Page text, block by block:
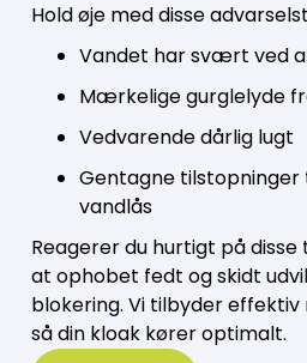
Hold øje med disse
Vandet har svært ved
Mærkelige gurglelyde
Vedvarende dårlig lugt
Gentagne tilstopninger
vandlås
Reagerer du hurtigt på disse
at ophobet fedt og skidt
blokering. Vi tilbyder effektiv
så din kloak kører optimalt.